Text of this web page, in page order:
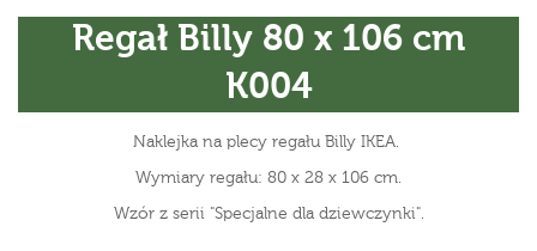
Regał Billy 80 x 106 cm
K004
Naklejka na plecy regału Billy IKEA.
Wymiary regału: 80 x 28 x 106 cm.
Wzór z serii "Specjalne dla dziewczynki".